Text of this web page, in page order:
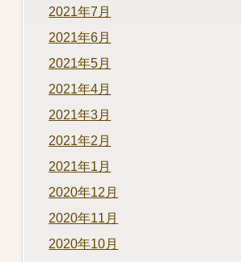
2021年7月
2021年6月
2021年5月
2021年4月
2021年3月
2021年2月
2021年1月
2020年12月
2020年11月
2020年10月